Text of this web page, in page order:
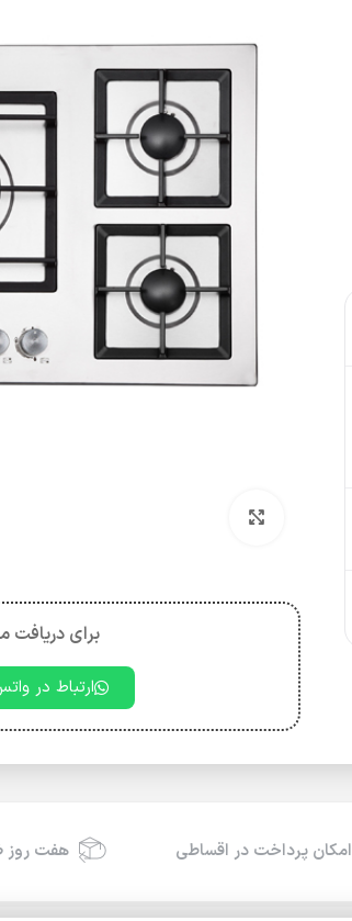
برای دریافت
ارتباط در
امکان پرداخت در اقساطی هفت روز